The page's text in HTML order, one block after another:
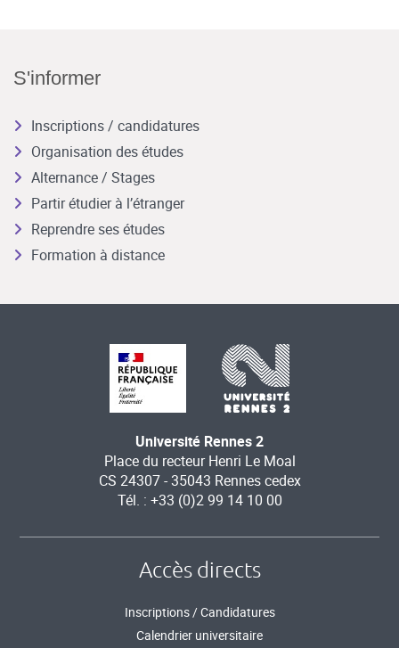
S'informer
Inscriptions / candidatures
Organisation des études
Alternance / Stages
Partir étudier à l’étranger
Reprendre ses études
Formation à distance
Université Rennes 2
Place du recteur Henri Le Moal
CS 24307 - 35043 Rennes cedex
Tél. : +33 (0)2 99 14 10 00
Accès directs
Inscriptions / Candidatures
Calendrier universitaire